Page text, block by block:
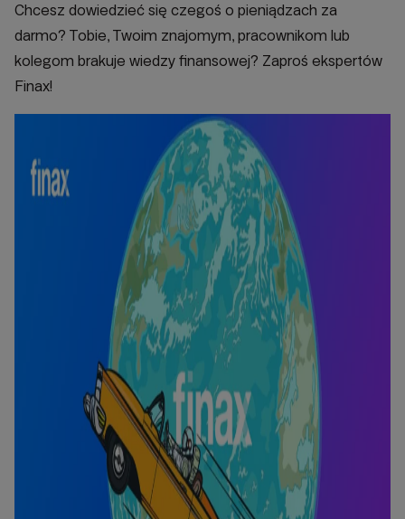
Chcesz dowiedzieć się czegoś o pieniądzach za
darmo? Tobie, Twoim znajomym, pracownikom lub
kolegom brakuje wiedzy finansowej? Zaproś ekspertów
Finax!